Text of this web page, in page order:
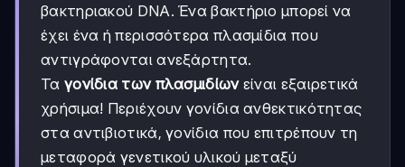
βακτηριακού DNA. Ένα βακτήριο μπορεί να
έχει ένα ή περισσότερα πλασμίδια που
αντιγράφονται ανεξάρτητα.
Τα γονίδια των πλασμιδίωνείναι εξαιρετικά
χρήσιμα! Περιέχουν γονίδια ανθεκτικότητας
στα αντιβιοτικά, γονίδια που επιτρέπουν τη
μεταφορά γενετικού υλικού μεταξύ